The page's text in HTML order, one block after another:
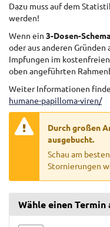
Dazu muss auf dem
werden!
Wenn ein 3-Dosen-Schema
oder aus anderen
Impfungen im
oben angeführten
Weiter Informationen
humane-papilloma-viren/
Warning:
Durch großen
ausgebucht.
Schau am
Stornierungen
Wähle einen Termin